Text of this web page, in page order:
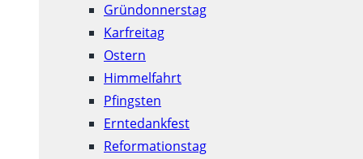
Gründonnerstag
Karfreitag
Ostern
Himmelfahrt
Pfingsten
Erntedankfest
Reformationstag